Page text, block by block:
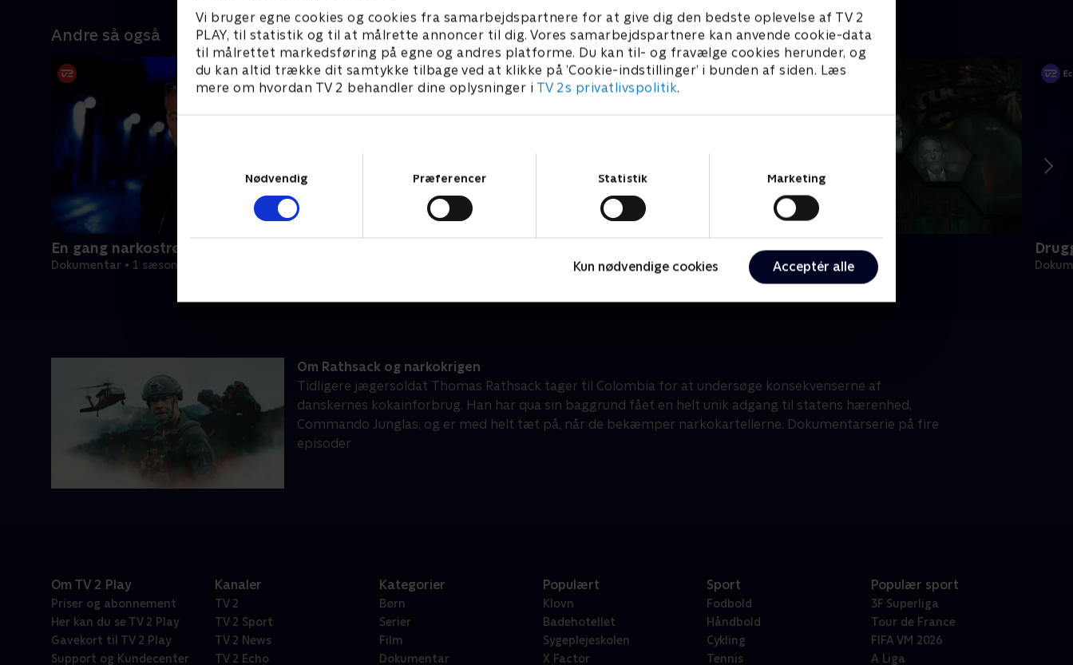
Vi bruger egne cookies og cookies fra samarbejdspartnere for at give dig den bedste oplevelse af TV 2
PLAY, til statistik og til at målrette annoncer til dig. Vores samarbejdspartnere kan anvende cookie-data
til målrettet markedsføring på egne og andres platforme. Du kan til- og fravælge cookies herunder, og
du kan altid trække dit samtykke tilbage ved at klikke på ’Cookie-indstillinger’ i bunden af siden. Læs
mere om hvordan TV 2 behandler dine oplysninger i TV 2s privatlivspolitik.
Nødvendig
Præferencer Statistik Marketing
Kun nødvendige cookies Acceptér alle
Andre så også
En gang narkostrømer
Dokumentar • 1 sæsoner
Efterretningstjenesten
Dokumentar • 1 sæsoner
Om Rathsack og narkokrigen
Tidligere jægersoldat Thomas Rathsack tager til Colombia for at undersøge konsekvenserne af
danskernes kokainforbrug. Han har qua sin baggrund fået en helt unik adgang til statens hærenhed,
Commando Junglas, og er med helt tæt på, når de bekæmper narkokartellerne. Dokumentarserie på fire
episoder
Om TV 2 Play
Priser og abonnement
Her kan du se TV 2 Play
Gavekort til TV 2 Play
Support og Kundecenter
Kanaler
TV 2
TV 2 Sport
TV 2 News
TV 2 Echo
Kategorier
Børn
Serier
Film
Dokumentar
Populært
Klovn
Badehotellet
Sygeplejeskolen
X Factor
Sport
Fodbold
Håndbold
Cykling
Tennis
Populær sport
3F Superliga
Tour de France
FIFA VM 2026
A Liga